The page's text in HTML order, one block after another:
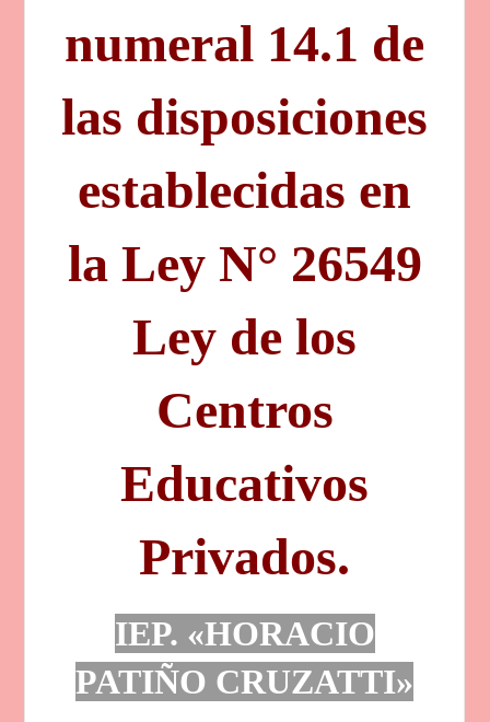
numeral 14.1 de
las disposiciones
establecidas en
la Ley N° 26549
Ley de los
Centros
Educativos
Privados.
IEP. «HORACIO
PATIÑO CRUZATTI»